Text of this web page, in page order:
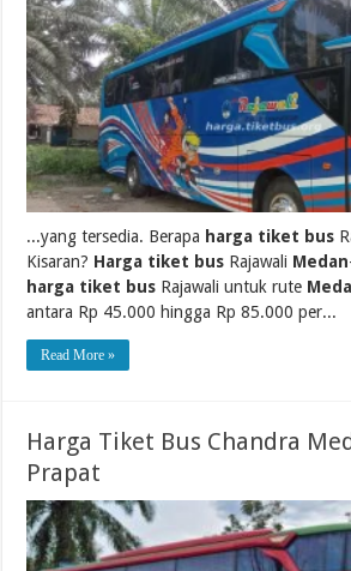
...yang tersedia. Berapa harga tiket bus
Kisaran? Harga tiket bus Rajawali Medan
harga tiket bus Rajawali untuk rute
antara Rp 45.000 hingga Rp 85.000 per...
Read More »
Harga Tiket Bus Chandra
Prapat